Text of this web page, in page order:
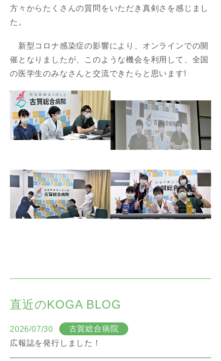
方々からたくさんの質問をいただき真剣さを感じまし
た。
新型コロナ感染症の影響により、オンラインでの開
催となりましたが、このような機会を利用して、全国
の医学生のみなさんと交流できたらと思います!
直近のKOGA BLOG
2026/07/30
古賀総合病院
広報誌を発行しました！